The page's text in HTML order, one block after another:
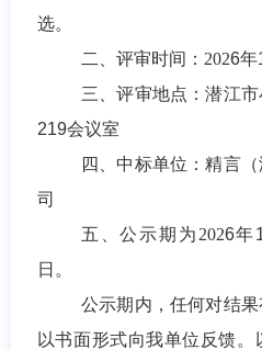
选。
二、评审时间 ： 2026年
三、评审地点：潜江
219会议室
四
中标单位：精言
司
五
、公示期为 2026年
日。
公示期内，任何对结
以书面形式向我单位反馈